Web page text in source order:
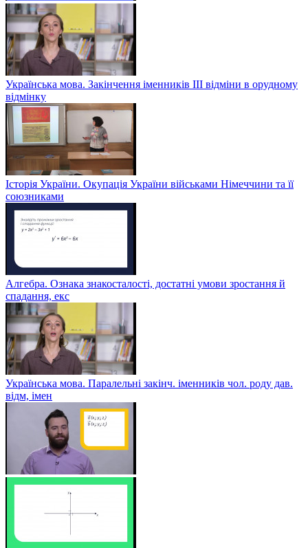
Українська мова. Закінчення іменників ІІІ відміни в орудному
відмінку
Історія України. Окупація України військами Німеччини та її
союзниками
Алгебра. Ознака знакосталості, достатні умови зростання й
спадання, екс
Українська мова. Паралельні закінч. іменників чол. роду дав.
відм, імен